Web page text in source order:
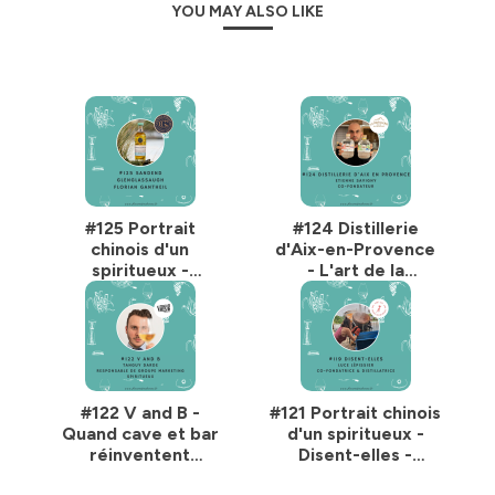
L'alcool est dangereux pour la santé, à consommer
avec modération.
confidentialitepour plus d'informations.
YOU MAY ALSO LIKE
#125 Portrait
chinois d'un
spiritueux -
Glenglassaugh
Sandend, avec
Florian Gantheil
#124 Distillerie
d'Aix-en-Provence
- L'art de la
distillation au pays
des cigales, avec
Etienne Savigny
#122 V and B -
Quand cave et bar
réinventent
#121 Portrait chinois
d'un spiritueux -
Disent-elles -